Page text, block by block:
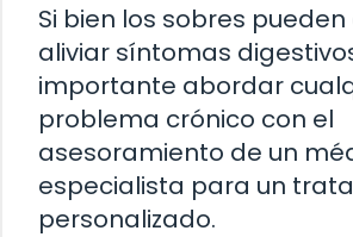
Si bien los sobres
aliviar síntomas
importante abordar
problema crónico con el
asesoramiento de un
especialista para un
personalizado.